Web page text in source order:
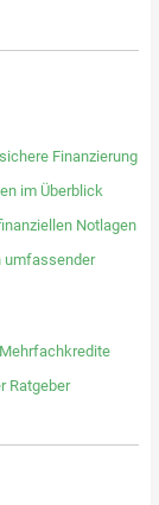
Finanzierung
im Überblick
Notlagen
umfassender
Ratgeber